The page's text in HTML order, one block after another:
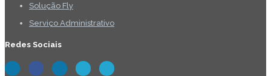
Solução Fly
Serviço Administrativo
Redes Sociais